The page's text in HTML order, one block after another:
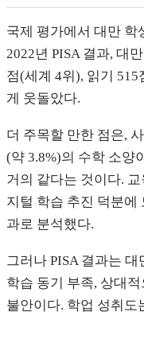
국제 평가에서 대만 학
2022년 PISA 결과, 대
점(세계 4위), 읽기 515
게 웃돌았다.
더 주목할 만한 점은,
(약 3.8%)의 수학 소양
거의 같다는 것이다.
지털 학습 추진 덕분에
과로 분석했다.
그러나 PISA 결과는
학습 동기 부족, 상대
불안이다. 학업 성취도